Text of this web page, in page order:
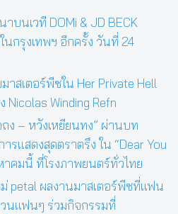
นเวที DOMi & JD BECK
กรุงเทพฯ อีกครั้ง วันที่ 24
สเตอร์พีซใน Her Private Hell
Winding Refn
ง – หวังเหยียนทง” ผ่านบท
แสดงสุดตราตรึง ใน “Dear You
าคมนี้ ที่โรงภาพยนตร์ทั่วไทย
petal ผลงานมาสเตอร์พีซที่แฟน
นแฟนๆ ร่วมกิจกรรมที่